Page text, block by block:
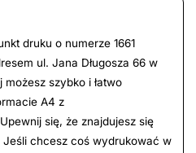
druku o numerze 1661
ul. Jana Długosza 66 w
możesz szybko i łatwo
A4 z
się, że znajdujesz się
chcesz coś wydrukować w